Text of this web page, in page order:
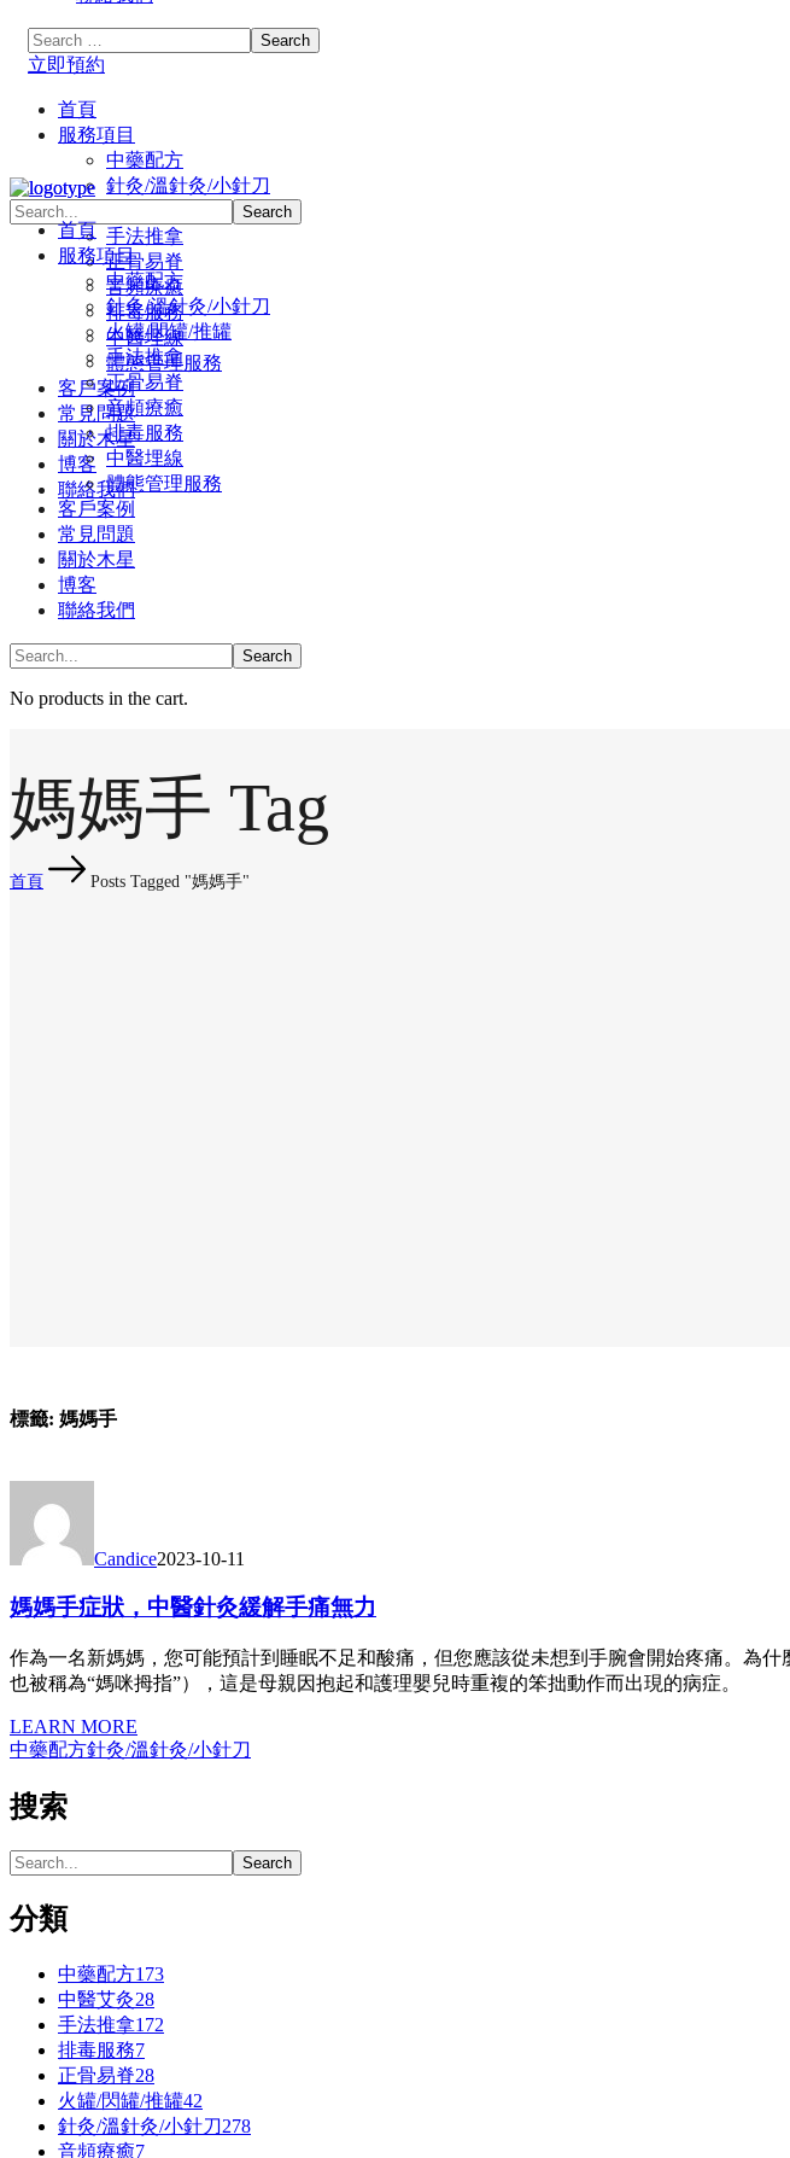
立即預約
首頁
服務項目
中藥配方
針灸/溫針灸/小針刀
手法推拿
正骨易脊
⾳頻療癒
排毒服務
中醫埋線
體態管理服務
客戶案例
常見問題
關於木星
博客
聯絡我們
首頁
服務項目
中藥配方
針灸/溫針灸/小針刀
火罐/閃罐/推罐
手法推拿
正骨易脊
⾳頻療癒
排毒服務
中醫埋線
體態管理服務
客戶案例
常見問題
關於木星
博客
聯絡我們
No products in the cart.
媽媽手 Tag
首頁 Posts Tagged "媽媽手"
標籤: 媽媽手
Candice2023-10-11
媽媽手症狀，中醫針灸緩解手痛無力
作為一名新媽媽，您可能預計到睡眠不足和酸痛，但您應該從未想到手腕會開始疼痛。為
也被稱為“媽咪拇指”），這是母親因抱起和護理嬰兒時重複的笨拙動作而出現的病症。
LEARN MORE
中藥配方針灸/溫針灸/小針刀
搜索
分類
中藥配方173
中醫艾灸28
手法推拿172
排毒服務7
正骨易脊28
火罐/閃罐/推罐42
針灸/溫針灸/小針刀278
⾳頻療癒7